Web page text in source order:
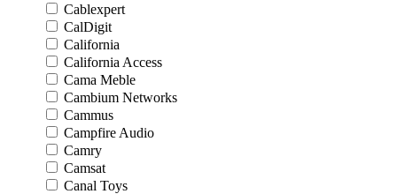
Cablexpert
CalDigit
California
California Access
Cama Meble
Cambium Networks
Cammus
Campfire Audio
Camry
Camsat
Canal Toys